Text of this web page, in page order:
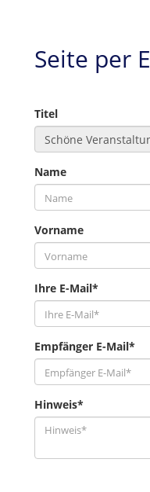
Seite per
Titel
Name
Vorname
Ihre E-Mail*
Empfänger E-Mail*
Hinweis*